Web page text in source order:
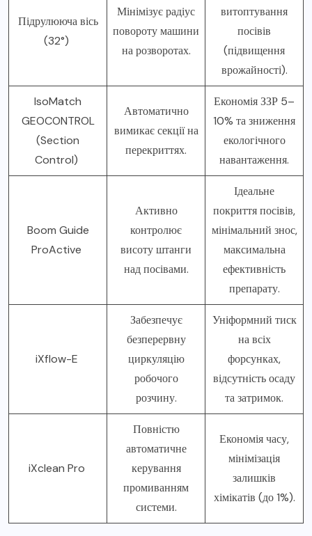
Підрулююча вісь
(32°)
Мінімізує радіус
повороту машини
на розворотах.
витоптування
посівів
(підвищення
врожайності).
IsoMatch
GEOCONTROL
(Section
Control)
Автоматично
вимикає секції на
перекриттях.
Економія ЗЗР 5–
10% та зниження
екологічного
навантаження.
Boom Guide
ProActive
Активно
контролює
висоту штанги
над посівами.
Ідеальне
покриття посівів,
мінімальний знос,
максимальна
ефективність
препарату.
iXflow-E
Забезпечує
безперервну
циркуляцію
робочого
розчину.
Уніформний тиск
на всіх
форсунках,
відсутність осаду
та затримок.
iXclean Pro
Повністю
автоматичне
керування
промиванням
системи.
Економія часу,
мінімізація
залишків
хімікатів (до 1%).